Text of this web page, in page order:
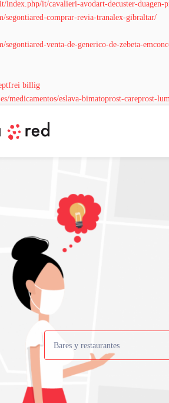
index.php/it/cavalieri-avodart-decuster-duagen-
segontiared-comprar-revia-tranalex-gibraltar/
segontiared-venta-de-generico-de-zebeta-
billig
medicamentos/eslava-bimatoprost-careprost-
Bares y restaurantes